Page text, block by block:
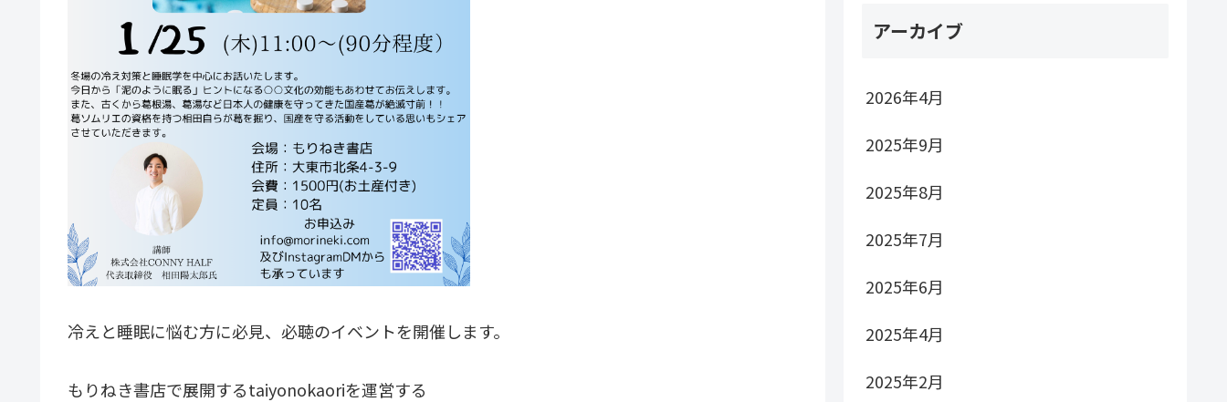
冷えと睡眠に悩む方に必見、必聴のイベントを開催します。
もりねき書店で展開するtaiyonokaoriを運営する
アーカイブ
2026年4月
2025年9月
2025年8月
2025年7月
2025年6月
2025年4月
2025年2月